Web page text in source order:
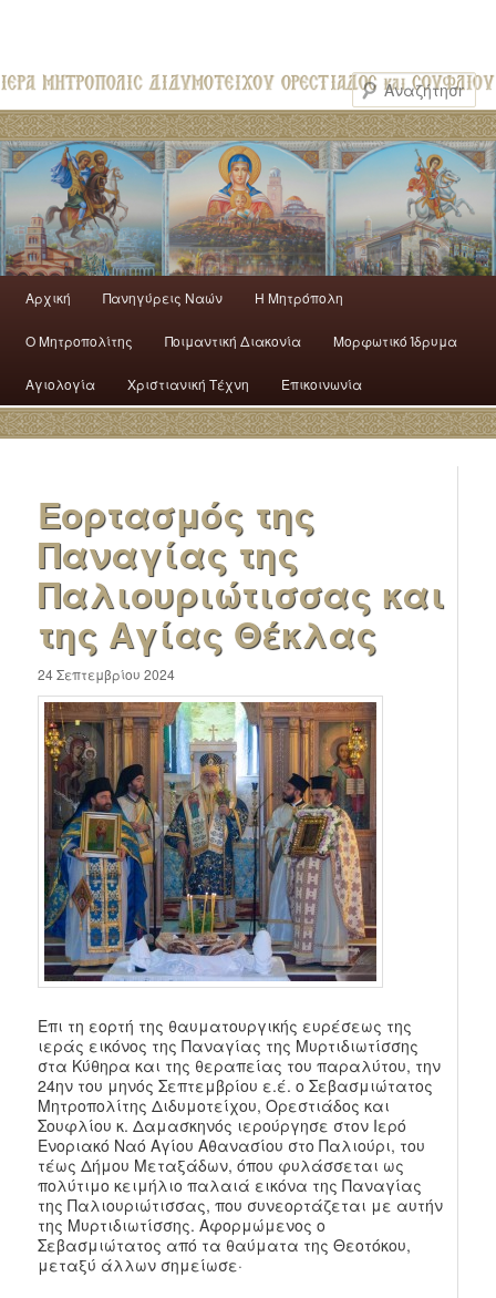
Αρχική Πανηγύρεις Ναών H Mητρόπολη
Ο Mητροπολίτης Ποιμαντική Διακονία Μορφωτικό Ίδρυμα
Αγιολογία Χριστιανική Τέχνη Επικοινωνία
Εορτασμός της
Παναγίας της
Παλιουριώτισσας και
της Αγίας Θέκλας
24 Σεπτεμβρίου 2024
Επι τη εορτή της θαυματουργικής ευρέσεως της
ιεράς εικόνος της Παναγίας της Μυρτιδιωτίσσης
στα Κύθηρα και της θεραπείας του παραλύτου, την
24ην του μηνός Σεπτεμβρίου ε.έ. ο Σεβασμιώτατος
Μητροπολίτης Διδυμοτείχου, Ορεστιάδος και
Σουφλίου κ. Δαμασκηνός ιερούργησε στον Ιερό
Ενοριακό Ναό Αγίου Αθανασίου στο Παλιούρι, του
τέως Δήμου Μεταξάδων, όπου φυλάσσεται ως
πολύτιμο κειμήλιο παλαιά εικόνα της Παναγίας
της Παλιουριώτισσας, που συνεορτάζεται με αυτήν
της Μυρτιδιωτίσσης. Αφορμώμενος ο
Σεβασμιώτατος από τα θαύματα της Θεοτόκου,
μεταξύ άλλων σημείωσε·